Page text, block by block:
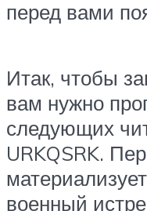
перед вами
Итак, чтобы
вам нужно
следующих
URKQSRK.
военный